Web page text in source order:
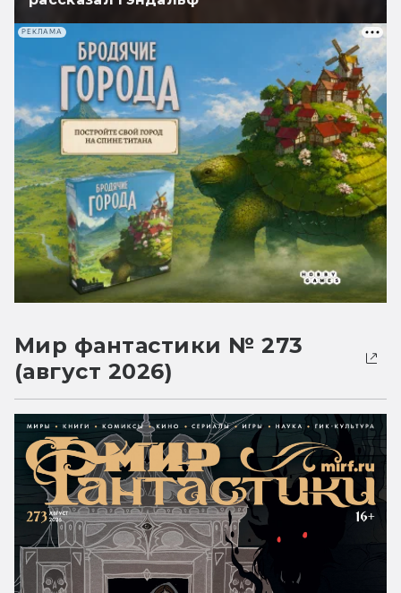
РЕКЛАМА
Мир фантастики № 273
(август 2026)